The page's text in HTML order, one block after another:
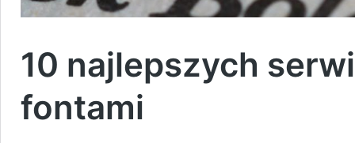
10 najlepszych
fontami